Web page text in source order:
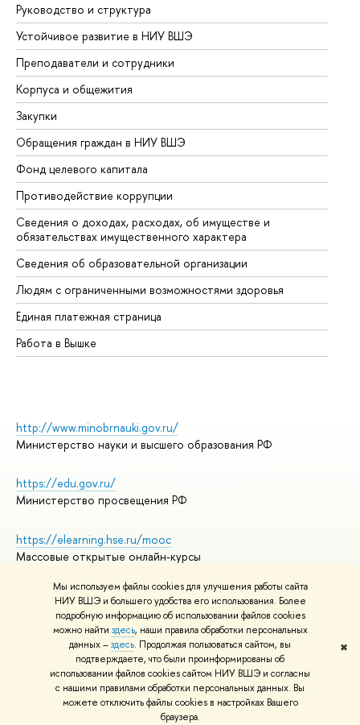
Мы используем файлы cookies для улучшения работы сайта
НИУ ВШЭ и большего удобства его использования. Более
подробную информацию об использовании файлов cookies
можно найти здесь, наши правила обработки персональных
данных –здесь. Продолжая пользоваться сайтом, вы
подтверждаете, что были проинформированы об
использовании файлов cookies сайтом НИУ ВШЭ и согласны
с нашими правилами обработки персональных данных. Вы
можете отключить файлы cookies в настройках Вашего
браузера.
✖
Руководство и структура
Устойчивое развитие в НИУ ВШЭ
Преподаватели и сотрудники
Корпуса и общежития
Закупки
Обращения граждан в НИУ ВШЭ
Фонд целевого капитала
Противодействие коррупции
Сведения о доходах, расходах, об имуществе и
обязательствах имущественного характера
Сведения об образовательной организации
Людям с ограниченными возможностями здоровья
Единая платежная страница
Работа в Вышке
http://www.minobrnauki.gov.ru/
Министерство науки и высшего образования РФ
https://edu.gov.ru/
Министерство просвещения РФ
https://elearning.hse.ru/mooc
Массовые открытые онлайн-курсы
© НИУ ВШЭ 1993–2026
Адреса и контакты
Условия использования материалов
Политика конфиденциальности
Правила применения рекомендательных технологий в НИУ ВШЭ
Карта сайта